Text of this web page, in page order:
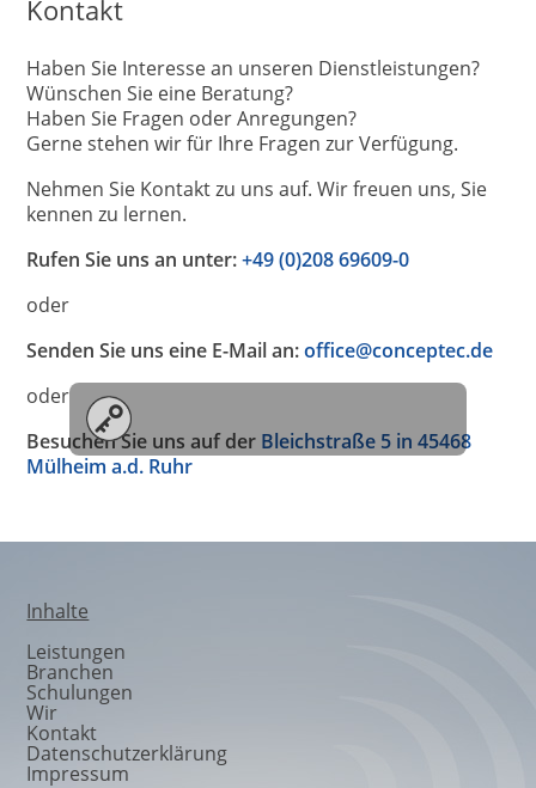
Kontakt
Haben Sie Interesse an unseren Dienstleistungen?
Wünschen Sie eine Beratung?
Haben Sie Fragen oder Anregungen?
Gerne stehen wir für Ihre Fragen zur Verfügung.
Nehmen Sie Kontakt zu uns auf. Wir freuen uns, Sie
kennen zu lernen.
Rufen Sie uns an unter:+49 (0)208 69609-0
oder
Senden Sie uns eine E-Mail an:office@conceptec.de
oder
Besuchen Sie uns auf der Bleichstraße 5 in 45468
Mülheim a.d. Ruhr
Inhalte
Leistungen
Branchen
Schulungen
Wir
Kontakt
Datenschutzerklärung
Impressum